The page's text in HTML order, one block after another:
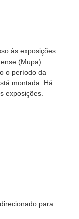
às exposições
(Mupa).
o período da
montada. Há
exposições.
para